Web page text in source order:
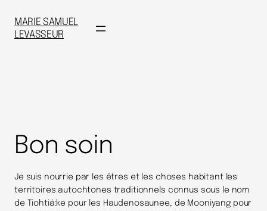
MARIE SAMUEL
LEVASSEUR
Bon soin
Je suis nourrie par les êtres et les choses habitant les
territoires autochtones traditionnels connus sous le nom
de Tiohtiá:ke pour les Haudenosaunee, de Mooniyang pour